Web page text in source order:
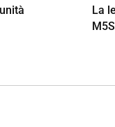
La
M5S